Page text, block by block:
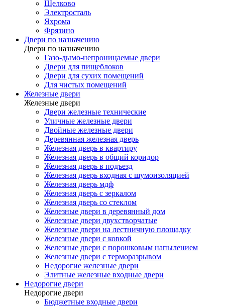
Щелково
Электросталь
Яхрома
Фрязино
Двери по назначению
Двери по назначению
Газо-дымо-непроницаемые двери
Двери для пищеблоков
Двери для сухих помещений
Для чистых помещений
Железные двери
Железные двери
Двери железные технические
Уличные железные двери
Двойные железные двери
Деревянная железная дверь
Железная дверь в квартиру
Железная дверь в общий коридор
Железная дверь в подъезд
Железная дверь входная с шумоизоляцией
Железная дверь мдф
Железная дверь с зеркалом
Железная дверь со стеклом
Железные двери в деревянный дом
Железные двери двухстворчатые
Железные двери на лестничную площадку
Железные двери с ковкой
Железные двери с порошковым напылением
Железные двери с терморазрывом
Недорогие железные двери
Элитные железные входные двери
Недорогие двери
Недорогие двери
Бюджетные входные двери